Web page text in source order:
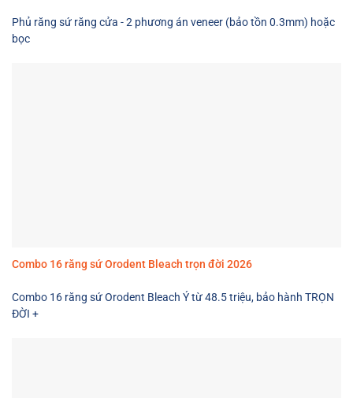
Phủ răng sứ răng cửa - 2 phương án veneer (bảo tồn 0.3mm) hoặc
bọc
Combo 16 răng sứ Orodent Bleach trọn đời 2026
Combo 16 răng sứ Orodent Bleach Ý từ 48.5 triệu, bảo hành TRỌN
ĐỜI +